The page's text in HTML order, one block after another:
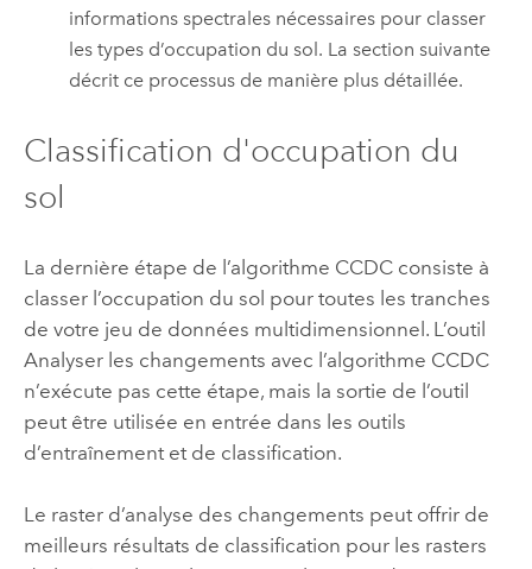
informations spectrales nécessaires pour classer
les types d’occupation du sol. La section suivante
décrit ce processus de manière plus détaillée.
Classification d'occupation du
sol
La dernière étape de l’algorithme CCDC consiste à
classer l’occupation du sol pour toutes les tranches
de votre jeu de données multidimensionnel. L’outil
Analyser les changements avec l’algorithme CCDC
n’exécute pas cette étape, mais la sortie de l’outil
peut être utilisée en entrée dans les outils
d’entraînement et de classification.
Le raster d’analyse des changements peut offrir de
meilleurs résultats de classification pour les rasters